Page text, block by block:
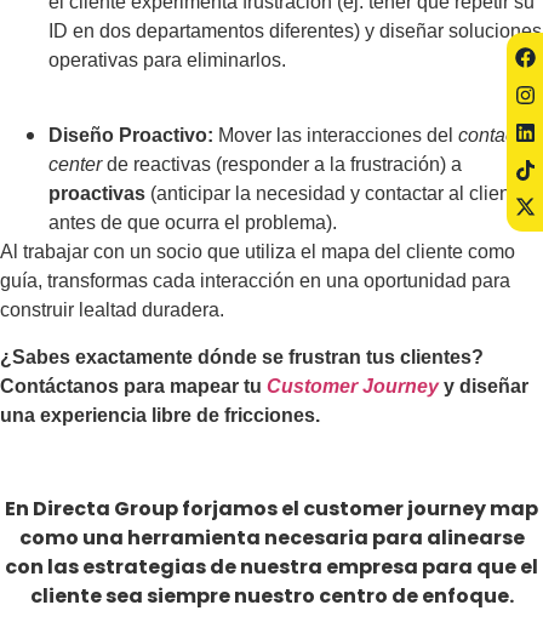
ID en dos departamentos diferentes) y diseñar soluciones
operativas para eliminarlos.
Diseño Proactivo: Mover las interacciones del contact
centerde reactivas (responder a la frustración) a
proactivas (anticipar la necesidad y contactar al cliente
antes de que ocurra el problema).
Al trabajar con un socio que utiliza el mapa del cliente como
guía, transformas cada interacción en una oportunidad para
construir lealtad duradera.
¿Sabes exactamente dónde se frustran tus clientes?
Contáctanos para mapear tu Customer Journeyy diseñar
una experiencia libre de fricciones.
En Directa Group forjamos el customer journey map
como una herramienta necesaria para alinearse
con las estrategias de nuestra empresa para que el
cliente sea siempre nuestro centro de enfoque.